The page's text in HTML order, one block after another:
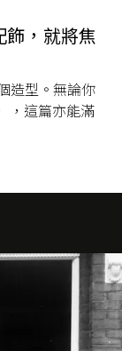
飾，就將焦
造型。無論你
，這篇亦能滿